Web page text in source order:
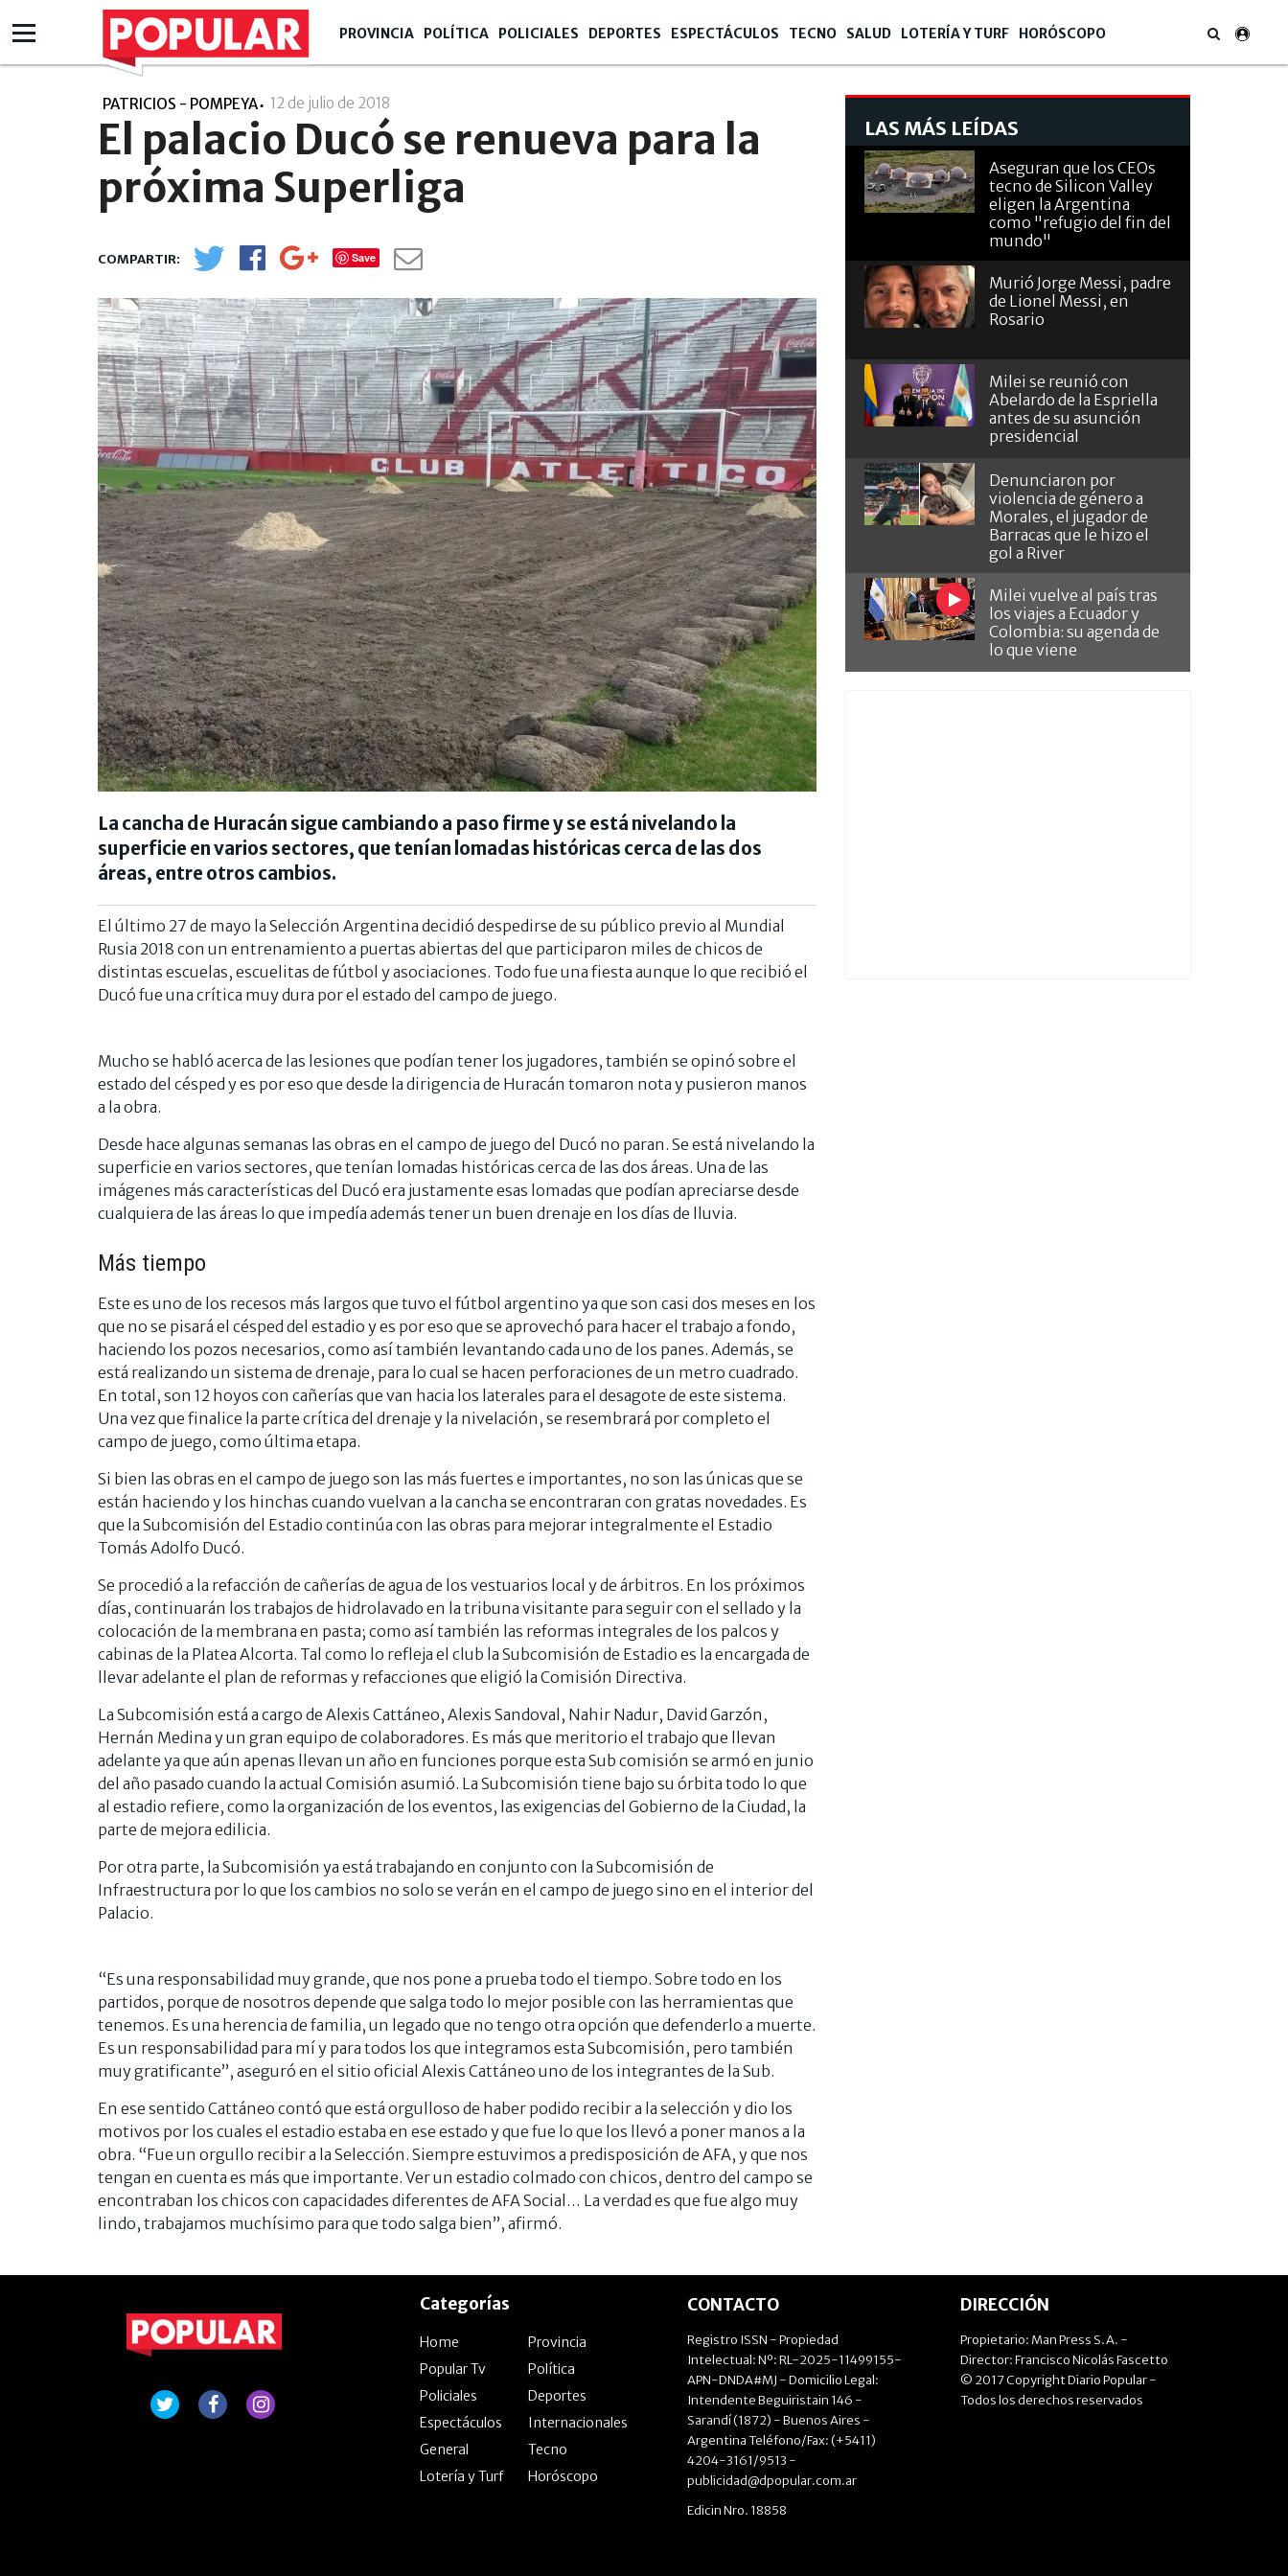
PROVINCIA POLÍTICA POLICIALES DEPORTES ESPECTÁCULOS TECNO SALUD LOTERÍA Y TURF HORÓSCOPO
PATRICIOS - POMPEYA 12 de julio de 2018
El palacio Ducó se renueva para la
próxima Superliga
Save
La cancha de Huracán sigue cambiando a paso firme y se está nivelando la
superficie en varios sectores, que tenían lomadas históricas cerca de las dos
áreas, entre otros cambios.
El último 27 de mayo la Selección Argentina decidió despedirse de su público previo al Mundial
Rusia 2018 con un entrenamiento a puertas abiertas del que participaron miles de chicos de
distintas escuelas, escuelitas de fútbol y asociaciones. Todo fue una fiesta aunque lo que recibió el
Ducó fue una crítica muy dura por el estado del campo de juego.
Mucho se habló acerca de las lesiones que podían tener los jugadores, también se opinó sobre el
estado del césped y es por eso que desde la dirigencia de Huracán tomaron nota y pusieron manos
a la obra.
Desde hace algunas semanas las obras en el campo de juego del Ducó no paran. Se está nivelando la
superficie en varios sectores, que tenían lomadas históricas cerca de las dos áreas. Una de las
imágenes más características del Ducó era justamente esas lomadas que podían apreciarse desde
cualquiera de las áreas lo que impedía además tener un buen drenaje en los días de lluvia.
Más tiempo
Este es uno de los recesos más largos que tuvo el fútbol argentino ya que son casi dos meses en los
que no se pisará el césped del estadio y es por eso que se aprovechó para hacer el trabajo a fondo,
haciendo los pozos necesarios, como así también levantando cada uno de los panes. Además, se
está realizando un sistema de drenaje, para lo cual se hacen perforaciones de un metro cuadrado.
En total, son 12 hoyos con cañerías que van hacia los laterales para el desagote de este sistema.
Una vez que finalice la parte crítica del drenaje y la nivelación, se resembrará por completo el
campo de juego, como última etapa.
Si bien las obras en el campo de juego son las más fuertes e importantes, no son las únicas que se
están haciendo y los hinchas cuando vuelvan a la cancha se encontraran con gratas novedades. Es
que la Subcomisión del Estadio continúa con las obras para mejorar integralmente el Estadio
Tomás Adolfo Ducó.
Se procedió a la refacción de cañerías de agua de los vestuarios local y de árbitros. En los próximos
días, continuarán los trabajos de hidrolavado en la tribuna visitante para seguir con el sellado y la
colocación de la membrana en pasta; como así también las reformas integrales de los palcos y
cabinas de la Platea Alcorta. Tal como lo refleja el club la Subcomisión de Estadio es la encargada de
llevar adelante el plan de reformas y refacciones que eligió la Comisión Directiva.
La Subcomisión está a cargo de Alexis Cattáneo, Alexis Sandoval, Nahir Nadur, David Garzón,
Hernán Medina y un gran equipo de colaboradores. Es más que meritorio el trabajo que llevan
adelante ya que aún apenas llevan un año en funciones porque esta Sub comisión se armó en junio
del año pasado cuando la actual Comisión asumió. La Subcomisión tiene bajo su órbita todo lo que
al estadio refiere, como la organización de los eventos, las exigencias del Gobierno de la Ciudad, la
parte de mejora edilicia.
Por otra parte, la Subcomisión ya está trabajando en conjunto con la Subcomisión de
Infraestructura por lo que los cambios no solo se verán en el campo de juego sino en el interior del
Palacio.
“Es una responsabilidad muy grande, que nos pone a prueba todo el tiempo. Sobre todo en los
partidos, porque de nosotros depende que salga todo lo mejor posible con las herramientas que
tenemos. Es una herencia de familia, un legado que no tengo otra opción que defenderlo a muerte.
Es un responsabilidad para mí y para todos los que integramos esta Subcomisión, pero también
muy gratificante”, aseguró en el sitio oficial Alexis Cattáneo uno de los integrantes de la Sub.
En ese sentido Cattáneo contó que está orgulloso de haber podido recibir a la selección y dio los
motivos por los cuales el estadio estaba en ese estado y que fue lo que los llevó a poner manos a la
obra. “Fue un orgullo recibir a la Selección. Siempre estuvimos a predisposición de AFA, y que nos
tengan en cuenta es más que importante. Ver un estadio colmado con chicos, dentro del campo se
encontraban los chicos con capacidades diferentes de AFA Social… La verdad es que fue algo muy
lindo, trabajamos muchísimo para que todo salga bien”, afirmó.
LAS MÁS LEÍDAS
Aseguran que los CEOs
tecno de Silicon Valley
eligen la Argentina
como "refugio del fin del
mundo"
Murió Jorge Messi, padre
de Lionel Messi, en
Rosario
Milei se reunió con
Abelardo de la Espriella
antes de su asunción
presidencial
Denunciaron por
violencia de género a
Morales, el jugador de
Barracas que le hizo el
gol a River
Milei vuelve al país tras
los viajes a Ecuador y
Colombia: su agenda de
lo que viene
Categorías
Home
Provincia
Popular Tv
Política
Policiales
Deportes
Espectáculos
Internacionales
General
Tecno
Lotería y Turf
Horóscopo
CONTACTO
Registro ISSN - Propiedad
Intelectual: Nº: RL-2025-11499155-
APN-DNDA#MJ - Domicilio Legal:
Intendente Beguiristain 146 -
Sarandí (1872) - Buenos Aires -
Argentina Teléfono/Fax: (+5411)
4204-3161/9513 -
publicidad@dpopular.com.ar
Edicin Nro. 18858
DIRECCIÓN
Propietario: Man Press S.A. -
Director: Francisco Nicolás Fascetto
© 2017 Copyright Diario Popular -
Todos los derechos reservados